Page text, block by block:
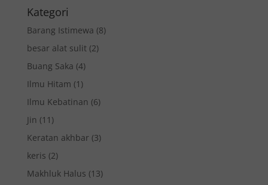
Kategori
Barang Istimewa (8)
besar alat sulit(2)
Buang Saka (4)
Ilmu Hitam (1)
Ilmu Kebatinan (6)
Jin (11)
Keratan akhbar (3)
keris (2)
Makhluk Halus (13)